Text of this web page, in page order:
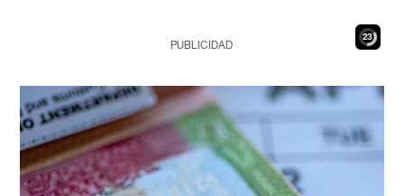
21
PUBLICIDAD